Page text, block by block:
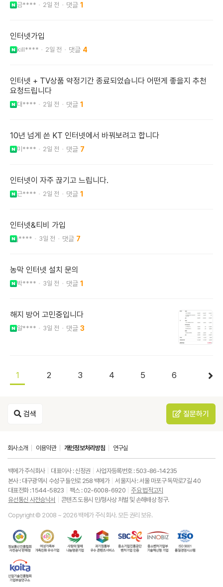
금**** 2일 전 1
인터넷가입
kill**** 2일 전 4
인터넷 + TV상품 약정기간 종료되었습니다 어떤게 좋을지 추천
요청드립니다
대**** 2일 전 1
10년 넘게 쓴 KT 인터넷에서 바꿔보려고 합니다
미**** 2일 전 7
인터넷이 자주 끊기고 느립니다.
근**** 2일 전 1
인터넷&티비 가입
j**** 3일 전 7
농막 인터넷 설치 문의
박**** 3일 전 1
해지 방어 고민중입니다
알**** 3일 전 3
1 2 3 4 5 6
검색 질문하기
회사소개 이용약관 개인정보처리방침 연구실
백메가 주식회사 대표이사 : 신정권
사업자등록번호 : 503-86-14235
본사 : 대구광역시 수성구 들안로 258 백메가
서울지사 : 서울 마포구 독막로7길 40
대표전화 : 1544-5823
팩스 : 02-6008-6920
주요 법적고지
유선통신 사전승낙서
콘텐츠 도용시 민/형사상 처벌 및 손해배상 청구.
Copyright © 2008 ~ 2026 백메가 주식회사. 모든 권리 보유.
정
보
신
진
흥
가
랑
의
열
통
중
소
기
업
중
소
벤
처
ISO9001
경
한
국
산
업